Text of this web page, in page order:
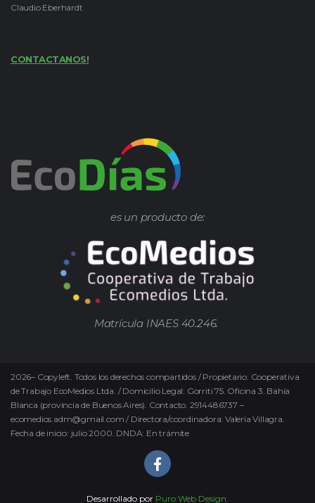
Claudio Eberhardt
CONTACTANOS!
es un producto de:
Matrícula INAES 40.246.
2026– Copyleft. Todos los derechos compartidos / Propietario: Cooperativa
de Trabajo EcoMedios Ltda. / Domicilio Legal: Gorriti 75. Oficina 3. Bahía
Blanca (provincia de Buenos Aires). Contacto. 2914486737 –
ecomedios.adm@gmail.com / Directora/coordinadora: Valeria Villagra.
Fecha de inicio: julio 2000. DNDA: En trámite
Desarrollado por Puro Web Design.